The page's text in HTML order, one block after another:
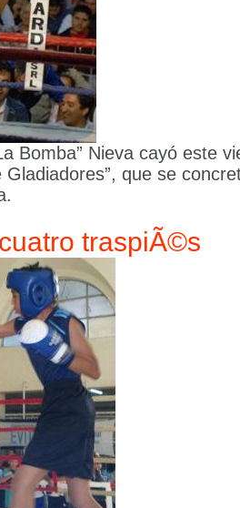
Bomba” Nieva cayó este
que se
traspiÃ©s